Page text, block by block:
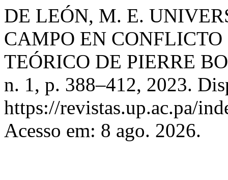
DE LEÓN, M. E.
CAMPO EN
TEÓRICO DE PIERRE
n. 1, p. 388–412, 2023.
https://revistas.up.ac.pa/
Acesso em: 8 ago. 2026.